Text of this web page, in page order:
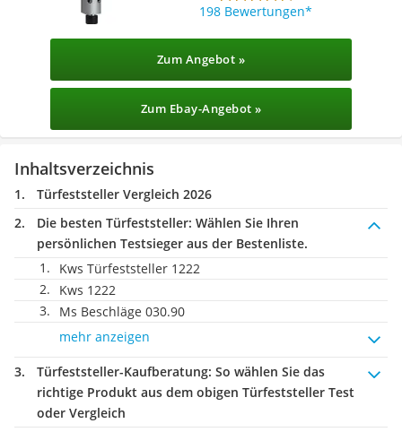
198 Bewertungen
Zum Angebot »
Zum Ebay-Angebot »
Inhaltsverzeichnis
Türfeststeller Vergleich 2026
Die besten Türfeststeller: Wählen Sie Ihren
persönlichen Testsieger aus der Bestenliste.
Kws Türfeststeller 1222
Kws 1222
Ms Beschläge ‎030.90
mehr anzeigen
Türfeststeller-Kaufberatung: So wählen Sie das
richtige Produkt aus dem obigen Türfeststeller Test
oder Vergleich